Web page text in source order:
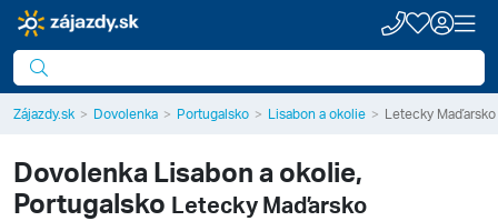
Zájazdy.sk Dovolenka Portugalsko Lisabon a okolie Letecky Maďarsko
Dovolenka Lisabon a okolie,
Portugalsko Letecky Maďarsko